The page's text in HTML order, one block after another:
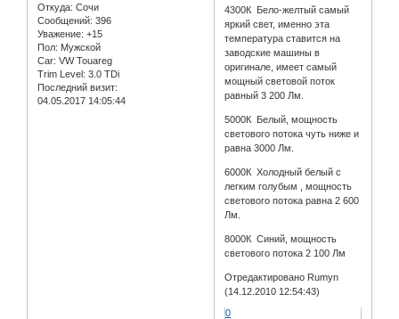
Откуда: Сочи
Сообщений: 396
Уважение: +15
Пол: Мужской
Car: VW Touareg
Trim Level: 3.0 TDi
Последний визит:
04.05.2017 14:05:44
4300К Бело-желтый самый
яркий свет, именно эта
температура ставится на
заводские машины в
оригинале, имеет самый
мощный световой поток
равный 3 200 Лм.
5000К Белый, мощность
светового потока чуть ниже и
равна 3000 Лм.
6000К Холодный белый с
легким голубым , мощность
светового потока равна 2 600
Лм.
8000К Синий, мощность
светового потока 2 100 Лм
Отредактировано Rumyn
(14.12.2010 12:54:43)
0